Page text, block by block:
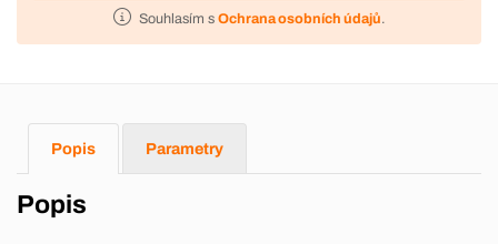
Souhlasím s Ochrana osobních údajů.
Popis Parametry
Popis